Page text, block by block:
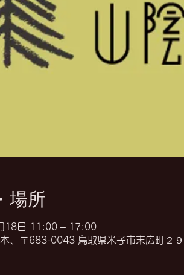
場所
18日 11:00 – 17:00
、〒683-0043 鳥取県米子市末広町２